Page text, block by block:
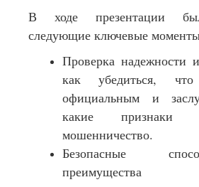
В ходе презентации
следующие ключевые
Проверка надежности
как убедиться,
официальным и
какие признаки
мошенничество.
Безопасные
преимущества